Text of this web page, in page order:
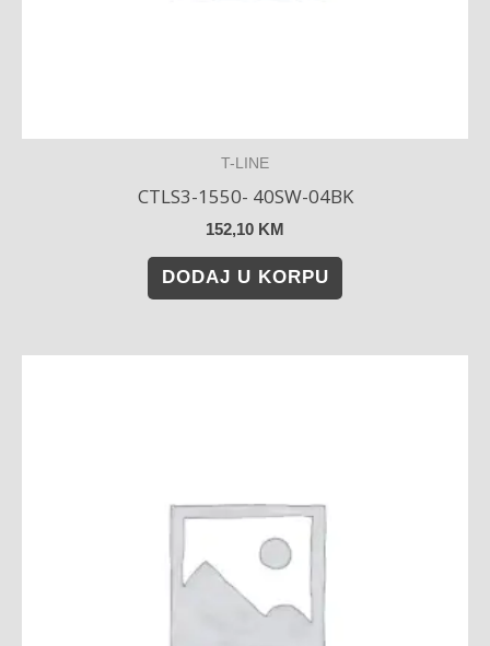
T-LINE
CTLS3-1550- 40SW-04BK
152,10 KM
DODAJ U KORPU